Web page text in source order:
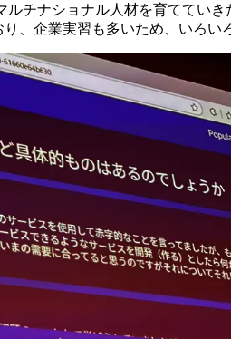
チナショナル人材を育てていき
、企業実習も多いため、いろい